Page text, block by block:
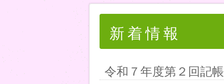
新着情報
令和７年度第２回記